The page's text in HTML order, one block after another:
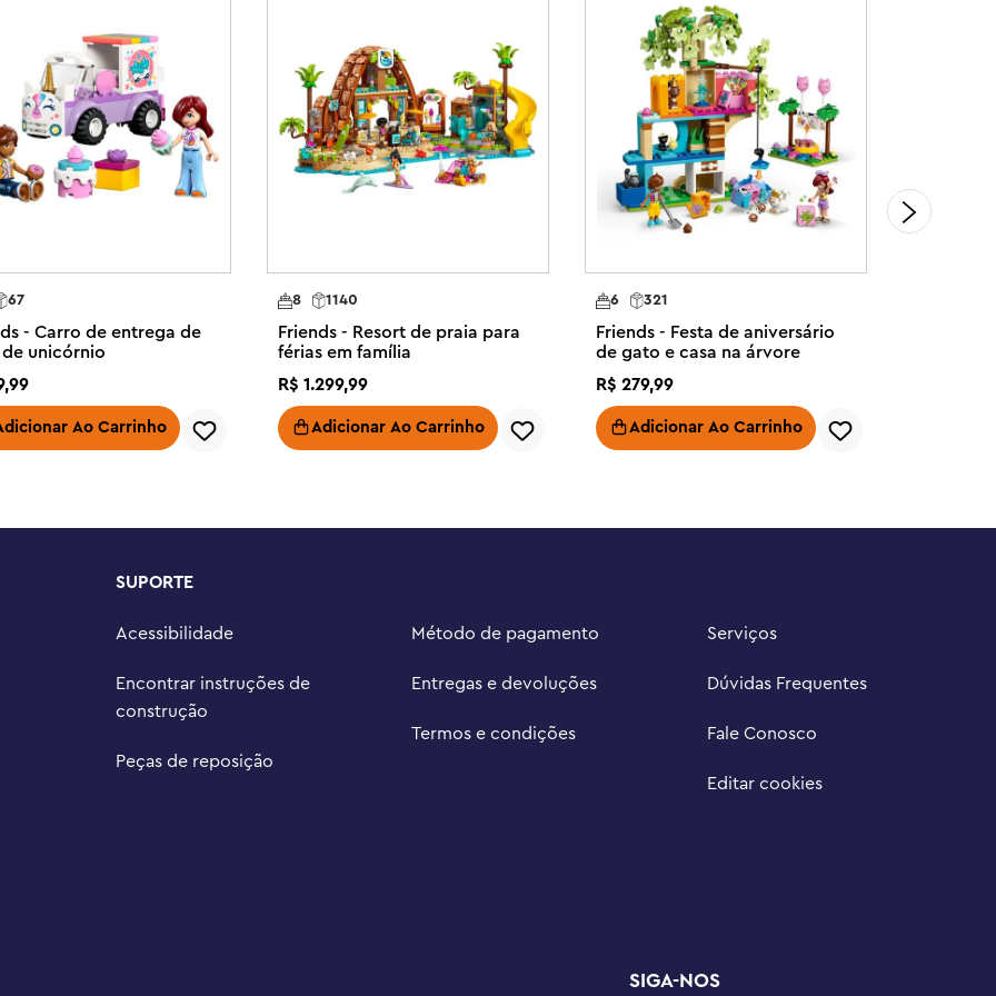
crianças podem ampliar e girar
Accessories Store – Inclui uma
beleza para meninas, meninos e
histórias de amizade
das minibonecas LEGO®
crianças vem com 2 pochetes
o interior, onde há um
LEGO® Friends para meninas
para crianças que
67
- Carro de entrega de
unicórnio
,99
Ao Carrinho
1140
8
Friends - Resort de praia para
férias em família
R$ 1.299,99
Adicionar Ao Carrinho
321
6
Friends - Festa de aniversário
de gato e casa na árvore
R$ 279,99
Adicionar Ao Carrinho
SUPORTE
Acessibilidade
Encontrar instruções de
construção
Peças de reposição
Método de pagamento
Entregas e devoluções
Termos e condições
Serviços
Dúvidas Frequentes
Fale Conosco
Editar cookies
SIGA-NOS